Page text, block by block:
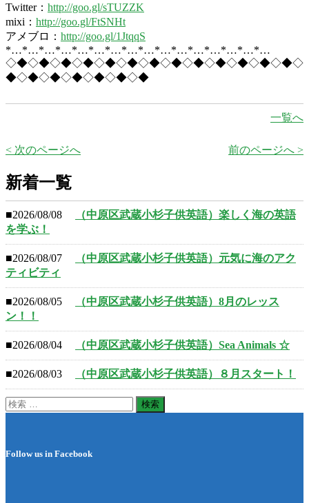
Twitter： http://goo.gl/sTUZZK
mixi： http://goo.gl/FtSNHt
アメブロ： http://goo.gl/1JtqqS
*…*…*…*…*…*…*…*…*…*…*…*…*…*…*…*…
◇◆◇◆◇◆◇◆◇◆◇◆◇◆◇◆◇◆◇◆◇◆◇◆◇◆◇
◆◇◆◇◆◇◆◇◆◇◆◇◆
一覧へ
< 次のページへ 前のページへ >
新着一覧
■2026/08/08
（中原区武蔵小杉子供英語）楽しく海の英語
を学ぶ！
■2026/08/07
（中原区武蔵小杉子供英語）元気に海のアク
ティビティ
■2026/08/05
（中原区武蔵小杉子供英語）8月のレッス
ン！！
■2026/08/04 （中原区武蔵小杉子供英語）Sea Animals ☆
■2026/08/03 （中原区武蔵小杉子供英語）８月スタート！
検
索:
Follow us in Facebook